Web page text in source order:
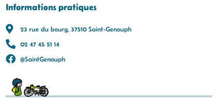
Informations pratiques
23 rue du bourg, 37510 Saint-Genouph
02 47 45 51 14
@SaintGenouph